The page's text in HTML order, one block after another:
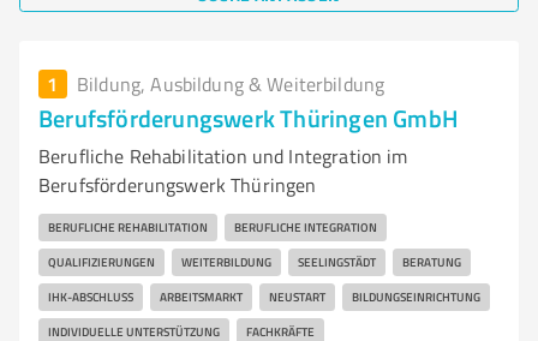
1 Bildung, Ausbildung & Weiterbildung
Berufsförderungswerk Thüringen GmbH
Berufliche Rehabilitation und Integration im
Berufsförderungswerk Thüringen
BERUFLICHE REHABILITATION BERUFLICHE INTEGRATION
QUALIFIZIERUNGEN WEITERBILDUNG SEELINGSTÄDT BERATUNG
IHK-ABSCHLUSS ARBEITSMARKT NEUSTART BILDUNGSEINRICHTUNG
INDIVIDUELLE UNTERSTÜTZUNG FACHKRÄFTE